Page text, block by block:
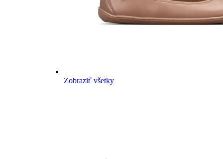
Zobraziť všetky